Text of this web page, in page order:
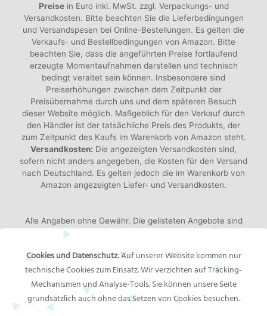
Preisein Euro inkl. MwSt. zzgl. Verpackungs- und
Versandkosten. Bitte beachten Sie die Lieferbedingungen
und Versandspesen bei Online-Bestellungen. Es gelten die
Verkaufs- und Bestellbedingungen von Amazon. Bitte
beachten Sie, dass die angeführten Preise fortlaufend
erzeugte Momentaufnahmen darstellen und technisch
bedingt veraltet sein können. Insbesondere sind
Preiserhöhungen zwischen dem Zeitpunkt der
Preisübernahme durch uns und dem späteren Besuch
dieser Website möglich. Maßgeblich für den Verkauf durch
den Händler ist der tatsächliche Preis des Produkts, der
zum Zeitpunkt des Kaufs im Warenkorb von Amazon steht.
Versandkosten: Die angezeigten Versandkosten sind,
sofern nicht anders angegeben, die Kosten für den Versand
nach Deutschland. Es gelten jedoch die im Warenkorb von
Amazon angezeigten Liefer- und Versandkosten.
Alle Angaben ohne Gewähr. Die gelisteten Angebote sind
keine verbindlichen Werbeaussagen der Anbieter!
jeweiligen Händler oder Hersteller bereitgestellt. Das
gelieferte Produkt kann von den Bildern abweichen.
Cookies und Datenschutz:Auf unserer Website kommen nur
technische Cookies zum Einsatz. Wir verzichten auf Tracking-
Mechanismen und Analyse-Tools. Sie können unsere Seite
grundsätzlich auch ohne das Setzen von Cookies besuchen.